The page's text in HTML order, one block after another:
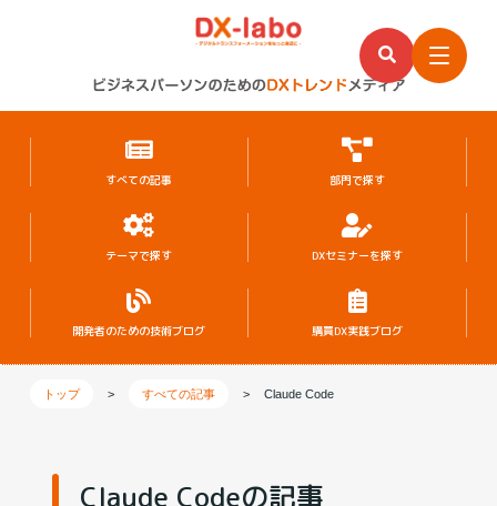
すべての記事 部門で探す
テーマで探す DXセミナーを探す
開発者のための技術ブログ 購買DX実践ブログ
トップ > すべての記事 > Claude Code
Claude Codeの記事